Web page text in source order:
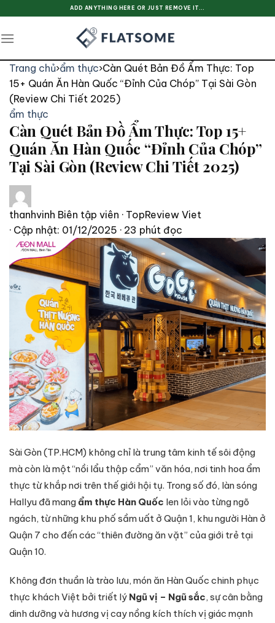
content
ADD ANYTHING HERE OR JUST REMOVE IT...
Trang chủ›ẩm thực›Càn Quét Bản Đồ Ẩm Thực: Top
15+ Quán Ăn Hàn Quốc “Đỉnh Của Chóp” Tại Sài Gòn
(Review Chi Tiết 2025)
ẩm thực
Càn Quét Bản Đồ Ẩm Thực: Top 15+
Quán Ăn Hàn Quốc “Đỉnh Của Chóp”
Tại Sài Gòn (Review Chi Tiết 2025)
thanhvinh Biên tập viên · TopReview Viet
· Cập nhật: 01/12/2025 · 23 phút đọc
Sài Gòn (TP.HCM) không chỉ là trung tâm kinh tế sôi động
mà còn là một “nồi lẩu thập cẩm” văn hóa, nơi tinh hoa ẩm
thực từ khắp nơi trên thế giới hội tụ. Trong số đó, làn sóng
Hallyu đã mangẩm thực Hàn Quốc len lỏi vào từng ngõ
ngách, từ những khu phố sầm uất ở Quận 1, khu người Hàn ở
Quận 7 cho đến các “thiên đường ăn vặt” của giới trẻ tại
Quận 10.
Không đơn thuần là trào lưu, món ăn Hàn Quốc chinh phục
thực khách Việt bởi triết lý Ngũ vị – Ngũ sắc, sự cân bằng
dinh dưỡng và hương vị cay nồng kích thích vị giác mạnh